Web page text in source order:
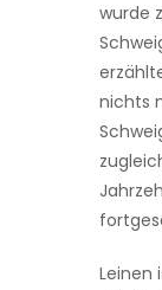
wurde
nichts
Leinen